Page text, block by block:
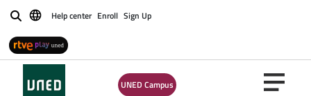
BuscarHelp center Enroll Sign Up
UNED Campus